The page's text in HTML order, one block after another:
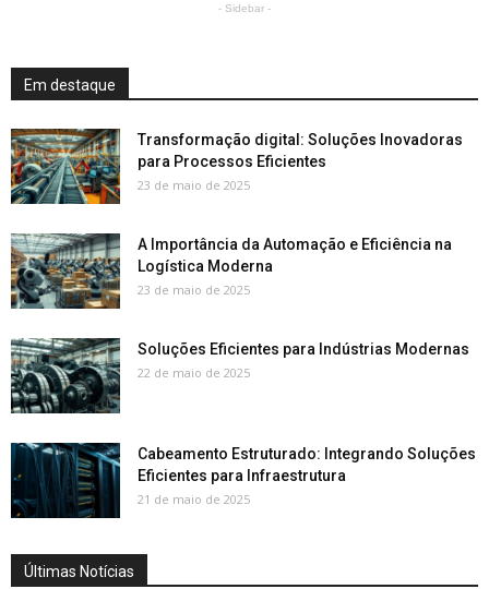
- Sidebar -
Em destaque
Transformação digital: Soluções Inovadoras
para Processos Eficientes
23 de maio de 2025
A Importância da Automação e Eficiência na
Logística Moderna
23 de maio de 2025
Soluções Eficientes para Indústrias Modernas
22 de maio de 2025
Cabeamento Estruturado: Integrando Soluções
Eficientes para Infraestrutura
21 de maio de 2025
Últimas Notícias